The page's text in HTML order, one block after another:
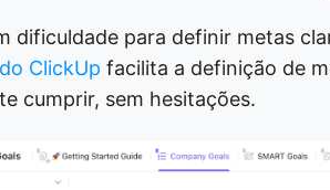
dificuldade para definir metas
ClickUp facilita a definição de
cumprir, sem hesitações.